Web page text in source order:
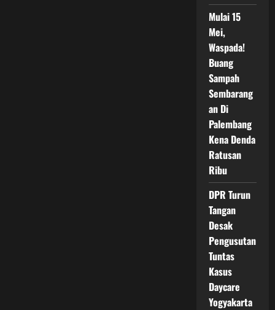
Mulai 15
Mei,
Waspada!
Buang
Sampah
Sembarang
an Di
Palembang
Kena Denda
Ratusan
Ribu
DPR Turun
Tangan
Desak
Pengusutan
Tuntas
Kasus
Daycare
Yogyakarta